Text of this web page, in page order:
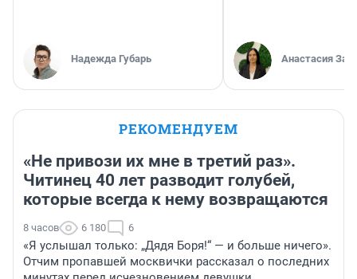
Надежда Губарь Анастасия
РЕКОМЕНДУЕМ
«Не привози их мне в третий раз».
Читинец 40 лет разводит голубей,
которые всегда к нему возвращаются
8 часов 6 180 6
«Я услышал только: „Дядя Боря!“ — и больше ничего».
Отчим пропавшей москвички рассказал о последних